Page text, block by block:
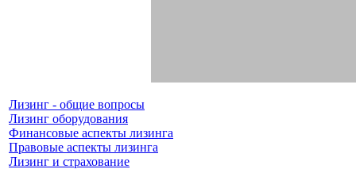
Лизинг - общие вопросы
Лизинг оборудования
Финансовые аспекты лизинга
Правовые аспекты лизинга
Лизинг и страхование